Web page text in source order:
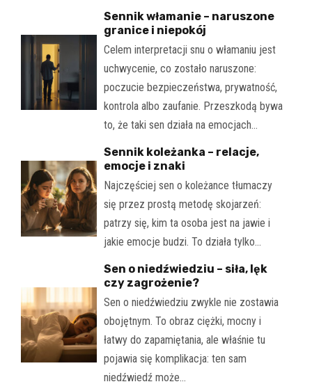
Sennik włamanie – naruszone
granice i niepokój
Celem interpretacji snu o włamaniu jest
uchwycenie, co zostało naruszone:
poczucie bezpieczeństwa, prywatność,
kontrola albo zaufanie. Przeszkodą bywa
to, że taki sen działa na emocjach…
Sennik koleżanka – relacje,
emocje i znaki
Najczęściej sen o koleżance tłumaczy
się przez prostą metodę skojarzeń:
patrzy się, kim ta osoba jest na jawie i
jakie emocje budzi. To działa tylko…
Sen o niedźwiedziu – siła, lęk
czy zagrożenie?
Sen o niedźwiedziu zwykle nie zostawia
obojętnym. To obraz ciężki, mocny i
łatwy do zapamiętania, ale właśnie tu
pojawia się komplikacja: ten sam
niedźwiedź może…